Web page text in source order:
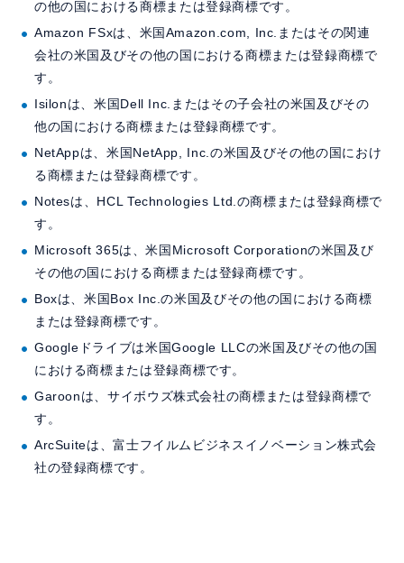
の他の国における商標または登録商標です。
Amazon FSxは、米国Amazon.com, Inc.またはその関連
会社の米国及びその他の国における商標または登録商標で
す。
Isilonは、米国Dell Inc.またはその子会社の米国及びその
他の国における商標または登録商標です。
NetAppは、米国NetApp, Inc.の米国及びその他の国におけ
る商標または登録商標です。
Notesは、HCL Technologies Ltd.の商標または登録商標で
す。
Microsoft 365は、米国Microsoft Corporationの米国及び
その他の国における商標または登録商標です。
Boxは、米国Box Inc.の米国及びその他の国における商標
または登録商標です。
Googleドライブは米国Google LLCの米国及びその他の国
における商標または登録商標です。
Garoonは、サイボウズ株式会社の商標または登録商標で
す。
ArcSuiteは、富士フイルムビジネスイノベーション株式会
社の登録商標です。